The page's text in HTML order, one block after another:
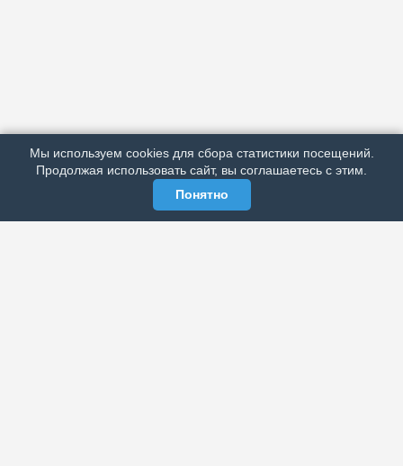
РЕКЛАМА У НАС
МЫ В СОЦСЕТЯХ
Мы используем cookies для сбора статистики посещений.
Продолжая использовать сайт, вы соглашаетесь с этим.
Понятно